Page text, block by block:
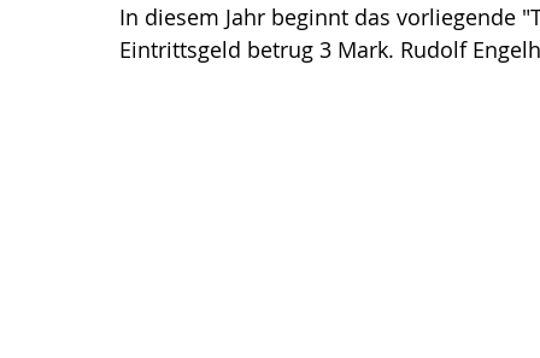
In diesem Jahr beginnt das vorliegende
Eintrittsgeld betrug 3 Mark. Rudolf